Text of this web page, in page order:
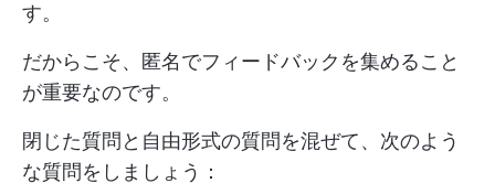
す。
だからこそ、匿名でフィードバックを集めること
が重要なのです。
閉じた質問と自由形式の質問を混ぜて、次のよう
な質問をしましょう：